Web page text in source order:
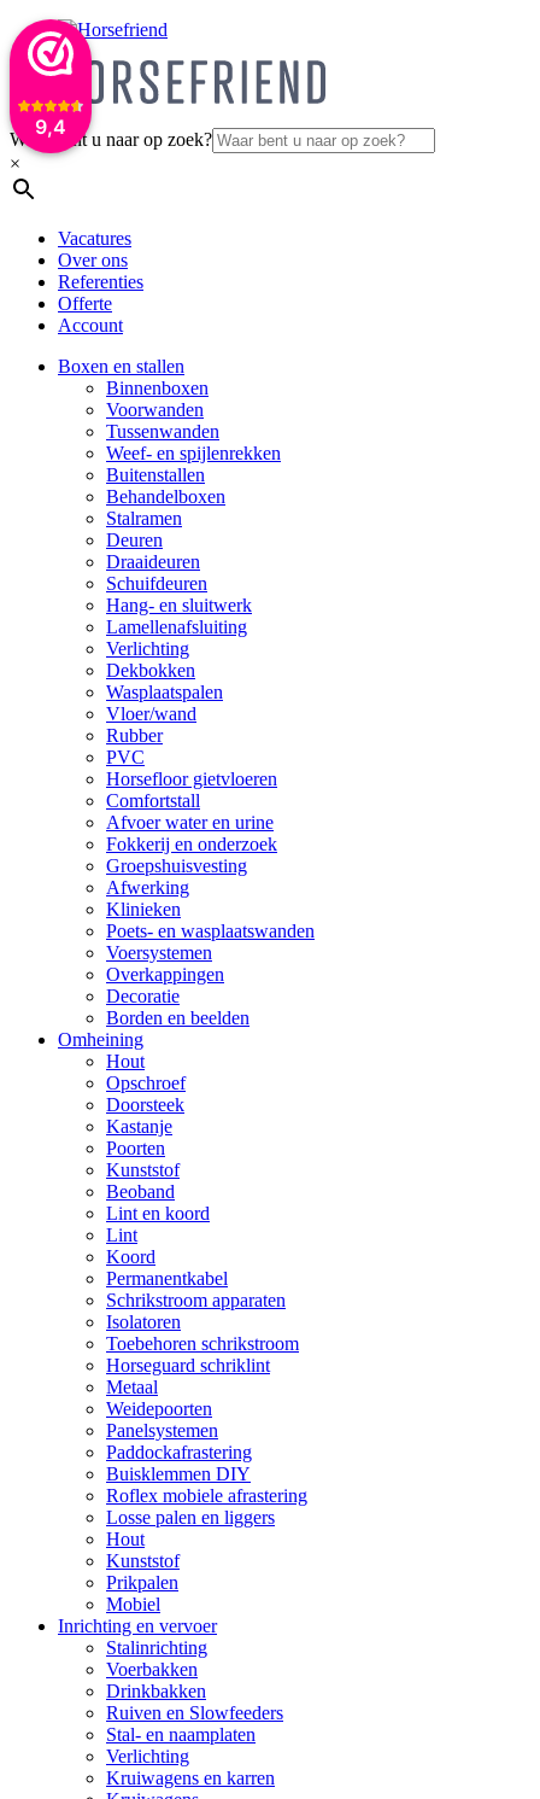
9,4
Waar bent u naar op zoek?
×
Vacatures
Over ons
Referenties
Offerte
Account
Boxen en stallen
Binnenboxen
Voorwanden
Tussenwanden
Weef- en spijlenrekken
Buitenstallen
Behandelboxen
Stalramen
Deuren
Draaideuren
Schuifdeuren
Hang- en sluitwerk
Lamellenafsluiting
Verlichting
Dekbokken
Wasplaatspalen
Vloer/wand
Rubber
PVC
Horsefloor gietvloeren
Comfortstall
Afvoer water en urine
Fokkerij en onderzoek
Groepshuisvesting
Afwerking
Klinieken
Poets- en wasplaatswanden
Voersystemen
Overkappingen
Decoratie
Borden en beelden
Omheining
Hout
Opschroef
Doorsteek
Kastanje
Poorten
Kunststof
Beoband
Lint en koord
Lint
Koord
Permanentkabel
Schrikstroom apparaten
Isolatoren
Toebehoren schrikstroom
Horseguard schriklint
Metaal
Weidepoorten
Panelsystemen
Paddockafrastering
Buisklemmen DIY
Roflex mobiele afrastering
Losse palen en liggers
Hout
Kunststof
Prikpalen
Mobiel
Inrichting en vervoer
Stalinrichting
Voerbakken
Drinkbakken
Ruiven en Slowfeeders
Stal- en naamplaten
Verlichting
Kruiwagens en karren